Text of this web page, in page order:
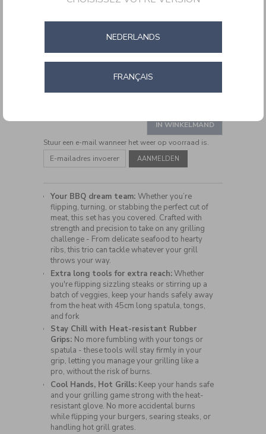
DETAILS
https://www.cuisinartbelgium.be/nl/nl/cuisinart-
grilling-
set-
CGS134BLEU.html
CODE:CGS134BLEU
TO
CART
OPTIONS
PRODUCT
IN WINKELMAND
Stuur een e-mail wanneer het weer op voorraad is.
Your BBQ dream team: Whether you’re
flipping, turning, or stabbing the perfect cut of
meat, this set has you covered. Crafted with
strength and precision to take on any grilling
challenge - From delicate seafood to hearty
ribs, this trio can tackle whatever your grill
throws your way.
Extra long tools for extra reach:Whether
you're flipping sizzling steaks or stirring up a
batch of veggies, keep your hands safely away
from the heat with 45cm long spatula, tongs,
and fork
Stay Chill with Heat-resistant Rubber
Grips: No more fumbling with your tongs or
spatula - these tools will stay firmly in your
grip, letting you manage your grilling like a
pro, without the risk of burns.
Cool Hands, Hot Grills:Keep your hands safe
and your grilling game strong with the heat-
resistant glove. No more accidental burns
while flipping your burgers, searing steaks, or
handling hot grill grates.
NEDERLANDS
FRANÇAIS